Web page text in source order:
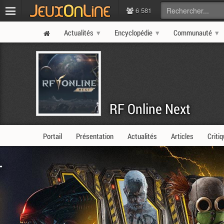
6 581
Actualités Encyclopédie Communauté
RF Online Next
Portail Présentation Actualités Articles